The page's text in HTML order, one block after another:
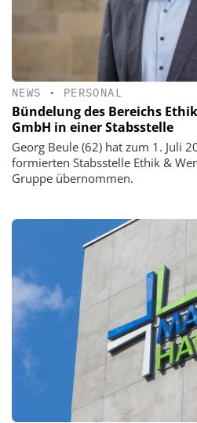
NEWS • PERSONAL
Bündelung des Bereichs
GmbH in einer Stabsstelle
Georg Beule (62) hat zum 1. Juli
formierten Stabsstelle Ethik &
Gruppe übernommen.